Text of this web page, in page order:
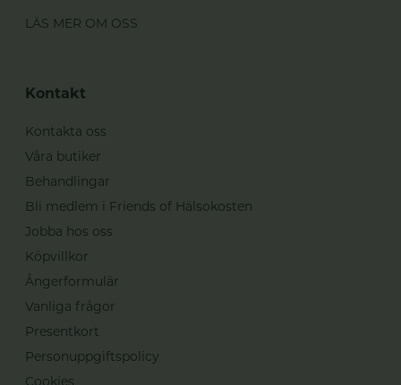
LÄS MER OM OSS
Kontakt
Kontakta oss
Våra butiker
Behandlingar
Bli medlem i Friends of Hälsokosten
Jobba hos oss
Köpvillkor
Ångerformulär
Vanliga frågor
Presentkort
Personuppgiftspolicy
Cookies